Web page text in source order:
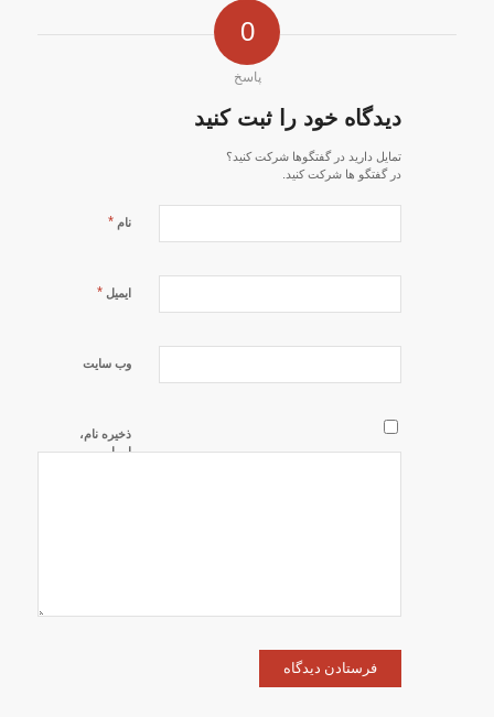
0
پاسخ
دیدگاه خود را ثبت کنید
تمایل دارید در گفتگوها شرکت کنید؟
در گفتگو ها شرکت کنید.
نام *
ایمیل *
وب‌ سایت
ذخیره نام،
ایمیل و